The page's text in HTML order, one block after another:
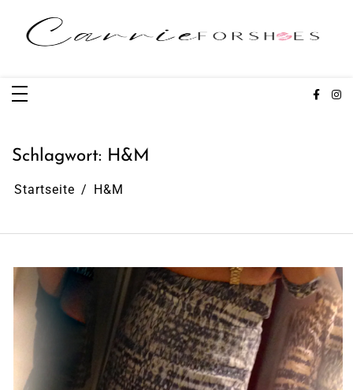
springen
Schlagwort: H&M
Startseite H&M